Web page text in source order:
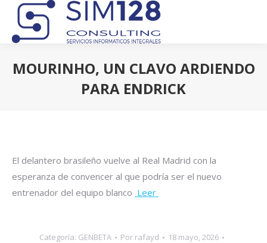
MOURINHO, UN CLAVO ARDIENDO
PARA ENDRICK
El delantero brasileño vuelve al Real Madrid con la
esperanza de convencer al que podría ser el nuevo
entrenador del equipo blanco Leer
Categoría: GENBETA Por rafayd
18 mayo, 2026